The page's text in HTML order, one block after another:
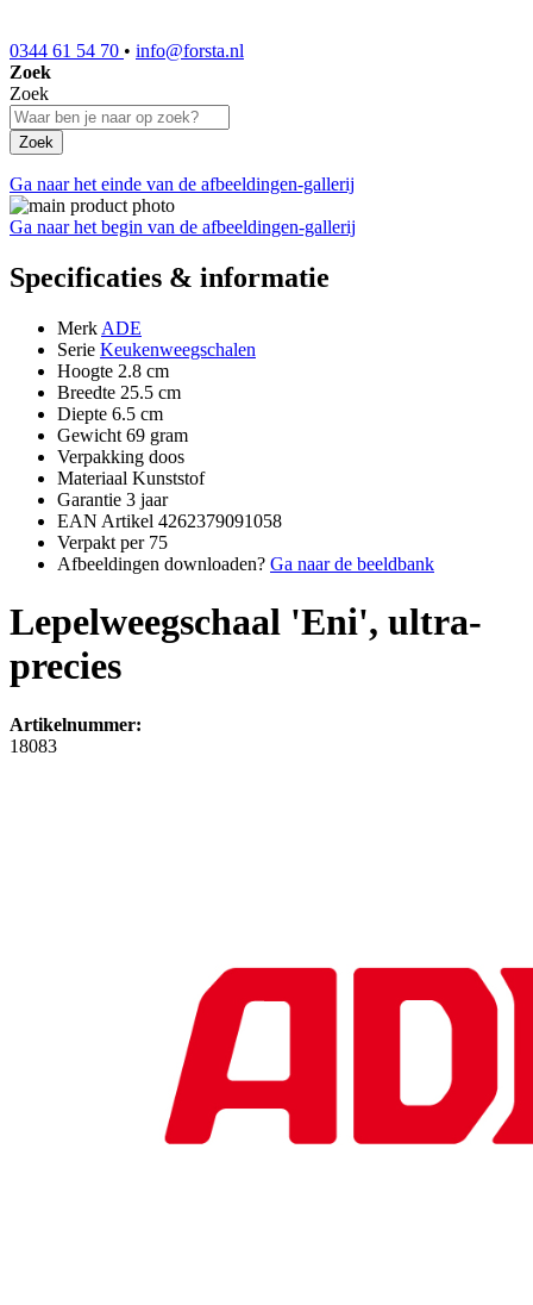
0344 61 54 70 • info@forsta.nl
Zoek
Zoek
Zoek
Ga naar het einde van de afbeeldingen-gallerij
Ga naar het begin van de afbeeldingen-gallerij
Specificaties & informatie
Merk ADE
Serie Keukenweegschalen
Hoogte 2.8 cm
Breedte 25.5 cm
Diepte 6.5 cm
Gewicht 69 gram
Verpakking doos
Materiaal Kunststof
Garantie 3 jaar
EAN Artikel 4262379091058
Verpakt per 75
Afbeeldingen downloaden? Ga naar de beeldbank
Lepelweegschaal 'Eni', ultra-
precies
Artikelnummer:
18083